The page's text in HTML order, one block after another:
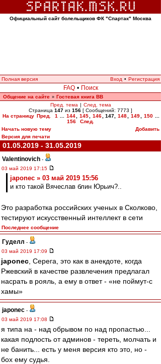
Официальный сайт болельщиков ФК "Спартак" Москва
Полная версия Вход • Регистрация
FAQ • Поиск
Общение на сайте » Гостевая книга ВВ
Пред. тема | След. тема
Страница 147 из 156 [ Сообщений: 7773 ]
На страницу Пред. 1 144 145 146 147, 148 149 150
156
След.
Начать новую тему
Добавить
Версия для печати
01.05.2019 - 31.05.2019
Valentinovich -
03 май 2019 17:15
japonec » 03 май 2019 15:56
и кто такой Вячеслав блин Юрьич?..
Это разработка российских ученых в Сколково,
тестируют искусственный интеллект в сети
Последнее сообщение
Гуделл -
03 май 2019 17:09
japonec , Серега, это как в анекдоте, когда
Ржевский в качестве развлечения предлагал
насрать в рояль, а ему в ответ - «не поймут-с
хамы»
japonec -
03 май 2019 17:08
я типа на - над обрывом по над пропастью...
какая подлость от админов - тереть, молчать и
не банить... есть у меня версия кто это, но -
бох ему судья.